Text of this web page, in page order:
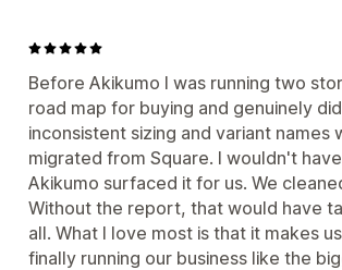
Before Akikumo I was running two
road map for buying and genuinely
inconsistent sizing and variant
migrated from Square. I wouldn't
Akikumo surfaced it for us. We
Without the report, that would have
all. What I love most is that it makes
finally running our business like the